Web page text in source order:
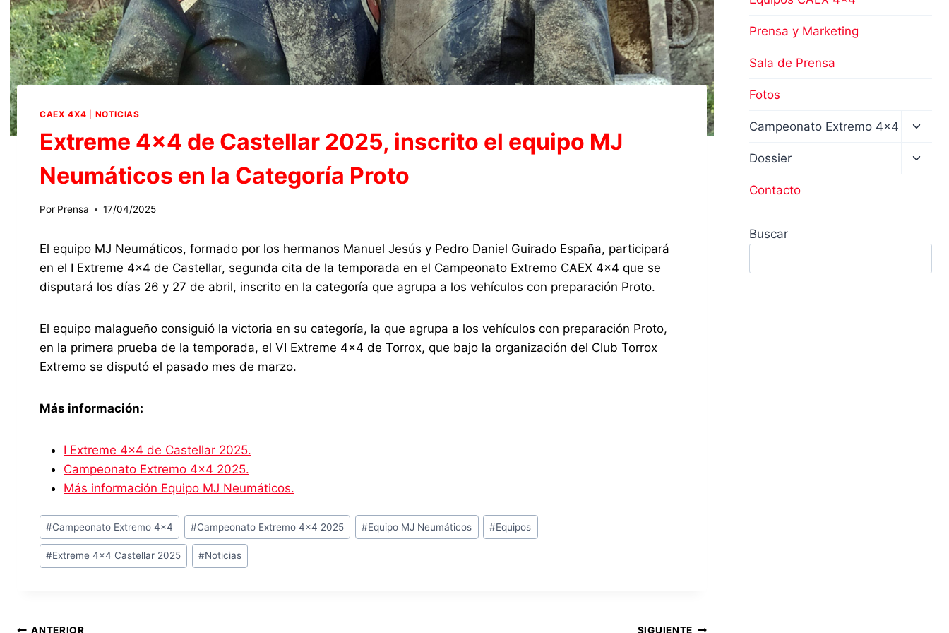
CAEX 4X4 NOTICIAS
Extreme 4×4 de Castellar 2025, inscrito el equipo MJ
Neumáticos en la Categoría Proto
Por Prensa 17/04/2025
El equipo MJ Neumáticos, formado por los hermanos Manuel Jesús y Pedro Daniel Guirado España, participará
en el I Extreme 4×4 de Castellar, segunda cita de la temporada en el Campeonato Extremo CAEX 4×4 que se
disputará los días 26 y 27 de abril, inscrito en la categoría que agrupa a los vehículos con preparación Proto.
El equipo malagueño consiguió la victoria en su categoría, la que agrupa a los vehículos con preparación Proto,
en la primera prueba de la temporada, el VI Extreme 4×4 de Torrox, que bajo la organización del Club Torrox
Extremo se disputó el pasado mes de marzo.
Más información:
I Extreme 4×4 de Castellar 2025.
Campeonato Extremo 4×4 2025.
Más información Equipo MJ Neumáticos.
Etiquetas
de
la
#Campeonato Extremo 4x4 #Campeonato Extremo 4x4 2025 #Equipo MJ Neumáticos #Equipos
#Extreme 4x4 Castellar 2025 #Noticias
ANTERIOR SIGUIENTE
Prensa y Marketing
Sala de Prensa
Fotos
Campeonato Extremo 4×4
hijo
Dossier
Contacto
Buscar